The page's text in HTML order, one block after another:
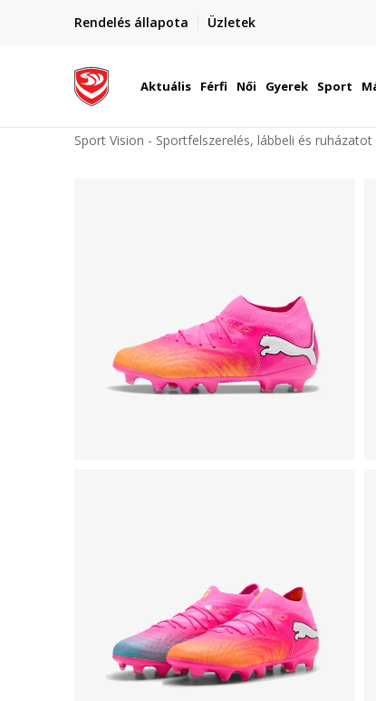
Rendelés állapota Üzletek
Szállítás Magyarország területén
Aktuális Férfi Női Gyerek Sport
Sport Vision - Sportfelszerelés, lábbeli és